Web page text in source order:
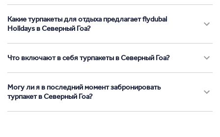
Какие турпакеты для отдыха предлагает flydubai
Holidays в Северный Гоа?
Что включают в себя турпакеты в Северный Гоа?
Могу ли я в последний момент забронировать
турпакет в Северный Гоа?